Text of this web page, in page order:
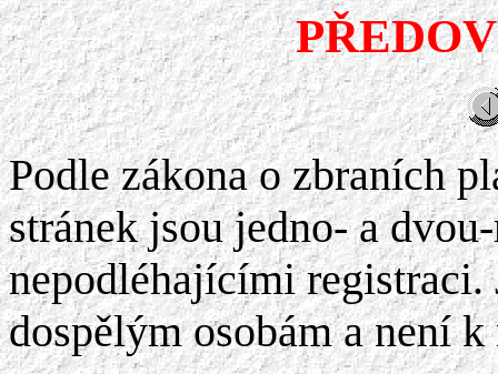
Podle zákona o zbraních
stránek jsou jedno- a
nepodléhajícími registraci.
dospělým osobám a není